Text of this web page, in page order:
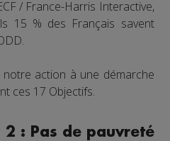
/ France-Harris Interactive,
15 % des Français savent
notre action à une démarche
ces 17 Objectifs.
2 : Pas de pauvreté